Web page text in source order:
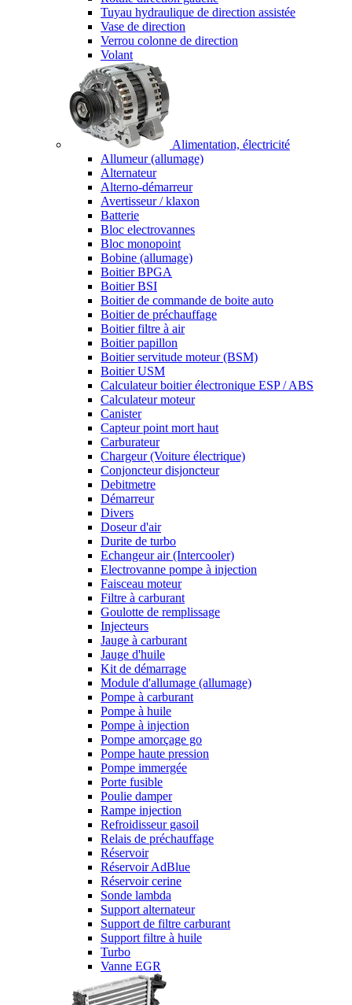
Tuyau hydraulique de direction assistée
Vase de direction
Verrou colonne de direction
Volant
Alimentation, électricité
Allumeur (allumage)
Alternateur
Alterno-démarreur
Avertisseur / klaxon
Batterie
Bloc electrovannes
Bloc monopoint
Bobine (allumage)
Boitier BPGA
Boitier BSI
Boitier de commande de boite auto
Boitier de préchauffage
Boitier filtre à air
Boitier papillon
Boitier servitude moteur (BSM)
Boitier USM
Calculateur boitier électronique ESP / ABS
Calculateur moteur
Canister
Capteur point mort haut
Carburateur
Chargeur (Voiture électrique)
Conjoncteur disjoncteur
Debitmetre
Démarreur
Divers
Doseur d'air
Durite de turbo
Echangeur air (Intercooler)
Electrovanne pompe à injection
Faisceau moteur
Filtre à carburant
Goulotte de remplissage
Injecteurs
Jauge à carburant
Jauge d'huile
Kit de démarrage
Module d'allumage (allumage)
Pompe à carburant
Pompe à huile
Pompe à injection
Pompe amorçage go
Pompe haute pression
Pompe immergée
Porte fusible
Poulie damper
Rampe injection
Refroidisseur gasoil
Relais de préchauffage
Réservoir
Réservoir AdBlue
Réservoir cerine
Sonde lambda
Support alternateur
Support de filtre carburant
Support filtre à huile
Turbo
Vanne EGR